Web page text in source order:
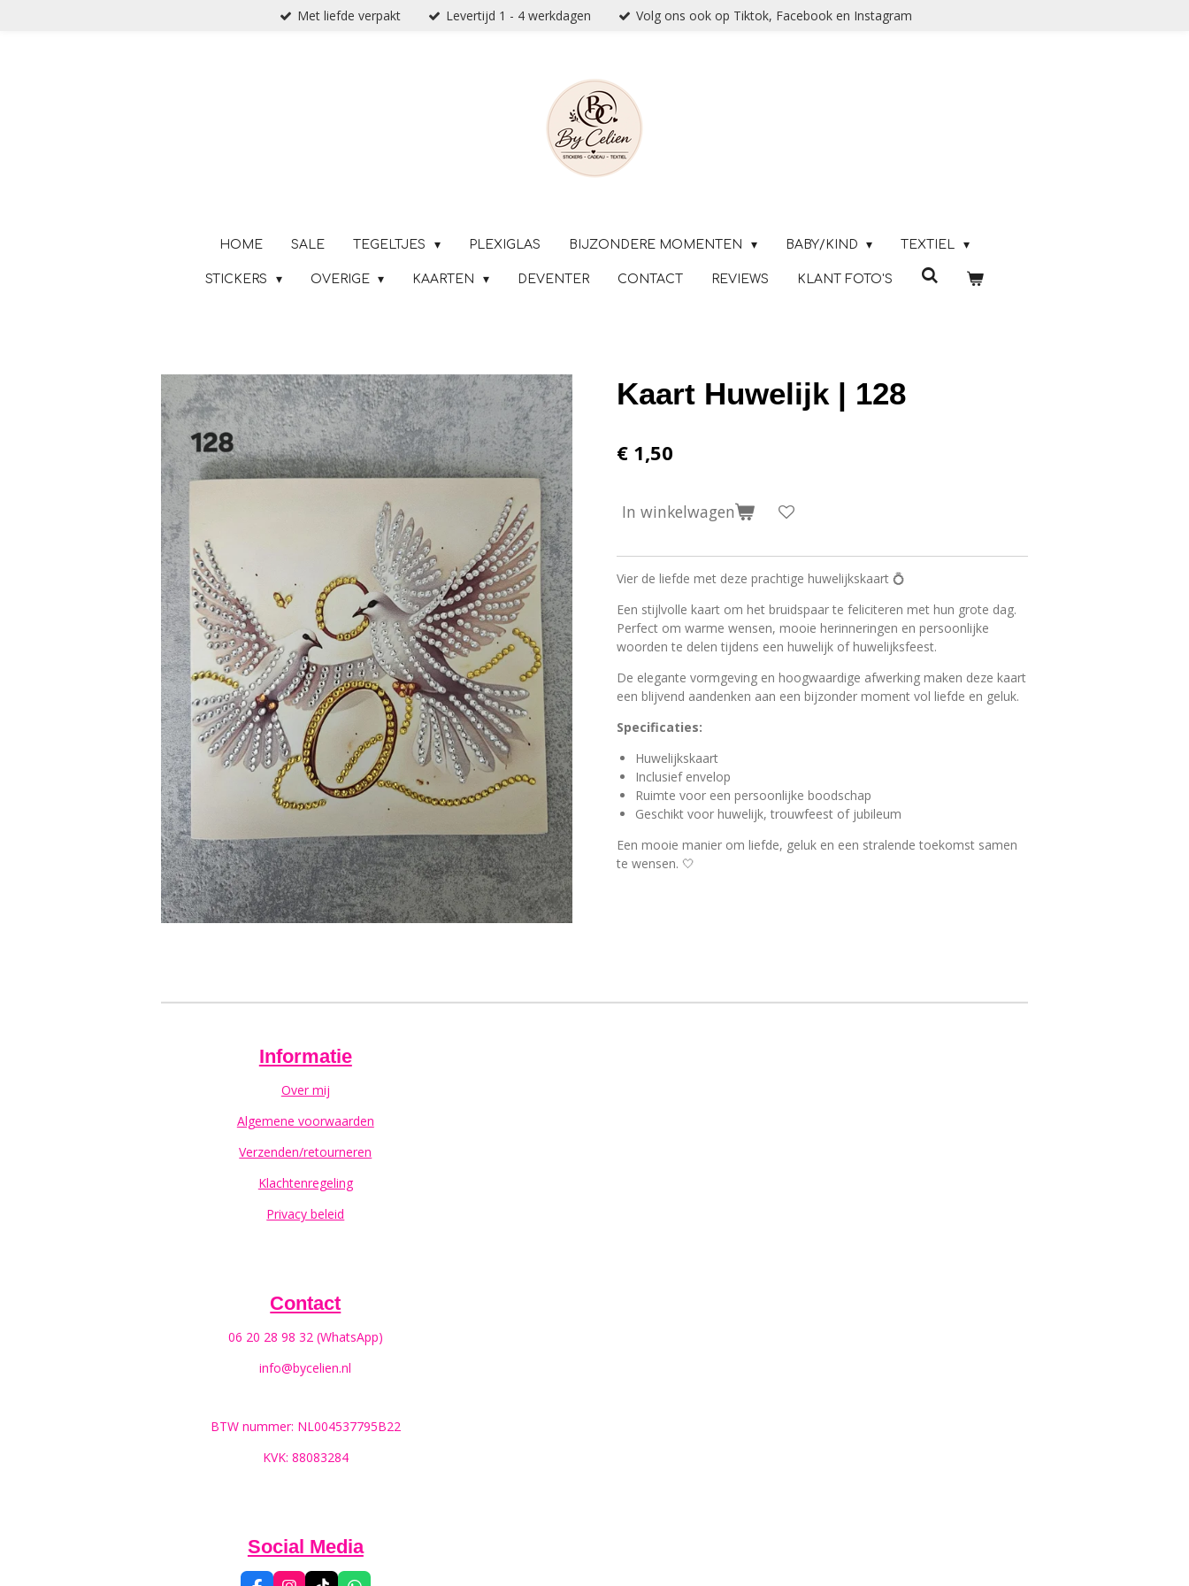
Met liefde verpakt Levertijd 1 - 4 werkdagen Volg ons ook op Tiktok, Facebook en Instagram
HOME SALE TEGELTJES PLEXIGLAS BIJZONDERE MOMENTEN BABY/KIND TEXTIEL
STICKERS OVERIGE KAARTEN DEVENTER CONTACT REVIEWS KLANT FOTO'S
Kaart Huwelijk | 128
€ 1,50
In winkelwagen
Vier de liefde met deze prachtige huwelijkskaart 💍
Een stijlvolle kaart om het bruidspaar te feliciteren met hun grote dag.
Perfect om warme wensen, mooie herinneringen en persoonlijke
woorden te delen tijdens een huwelijk of huwelijksfeest.
De elegante vormgeving en hoogwaardige afwerking maken deze kaart
een blijvend aandenken aan een bijzonder moment vol liefde en geluk.
Specificaties:
Huwelijkskaart
Inclusief envelop
Ruimte voor een persoonlijke boodschap
Geschikt voor huwelijk, trouwfeest of jubileum
Een mooie manier om liefde, geluk en een stralende toekomst samen
te wensen. 🤍
Informatie
Over mij
Algemene voorwaarden
Verzenden/retourneren
Klachtenregeling
Privacy beleid
Contact
06 20 28 98 32 (WhatsApp)
info@bycelien.nl
BTW nummer: NL004537795B22
KVK: 88083284
Social Media